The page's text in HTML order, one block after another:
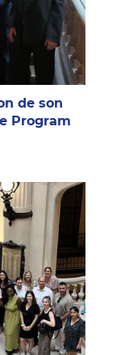
de son
Program